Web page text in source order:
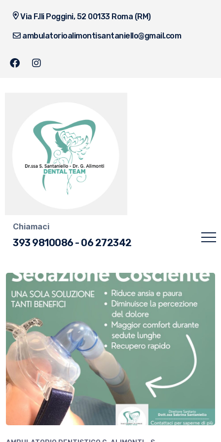
Via F.lli Poggini, 52 00133 Roma (RM)
ambulatorioalimontisantaniello@gmail.com
Chiamaci
393 9810086 - 06 272342